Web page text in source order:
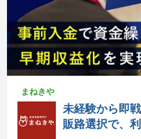
まねきや
未経験から即
販路選択で、